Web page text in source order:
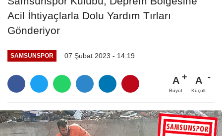
Acil İhtiyaçlarla Dolu Yardım Tırları
Gönderiyor
SAMSUNSPOR 07 Şubat 2023 - 14:19
A
Büyüt
A
Küçült